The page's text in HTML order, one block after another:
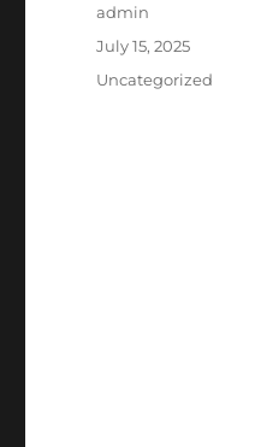
Author
admin
Posted
July 15, 2025
Categories
Uncategorized